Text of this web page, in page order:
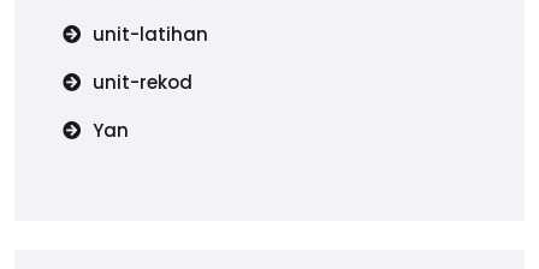
unit-latihan
unit-rekod
Yan